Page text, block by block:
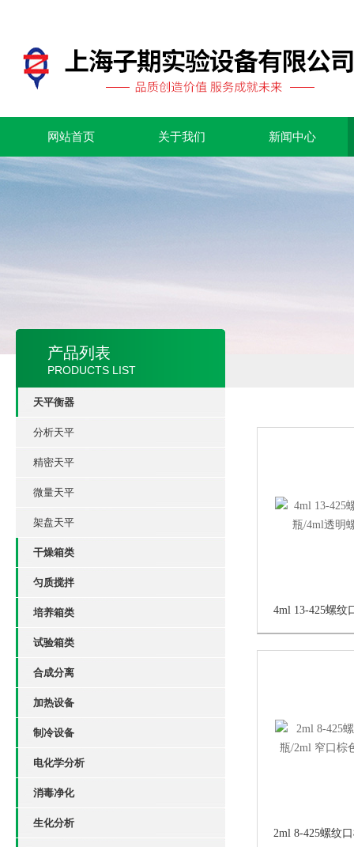
网站首页 关于我们 新闻中心
产品列表
PRODUCTS LIST
天平衡器
分析天平
精密天平
微量天平
架盘天平
干燥箱类
匀质搅拌
培养箱类
试验箱类
合成分离
加热设备
制冷设备
电化学分析
消毒净化
生化分析